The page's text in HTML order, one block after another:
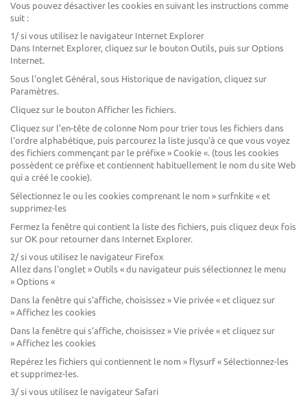
Vous pouvez désactiver les cookies en suivant les instructions comme
suit :
1/ si vous utilisez le navigateur Internet Explorer
Dans Internet Explorer, cliquez sur le bouton Outils, puis sur Options
Internet.
Sous l'onglet Général, sous Historique de navigation, cliquez sur
Paramètres.
Cliquez sur le bouton Afficher les fichiers.
Cliquez sur l'en-tête de colonne Nom pour trier tous les fichiers dans
l'ordre alphabétique, puis parcourez la liste jusqu'à ce que vous voyez
des fichiers commençant par le préfixe » Cookie «. (tous les cookies
possèdent ce préfixe et contiennent habituellement le nom du site Web
qui a créé le cookie).
Sélectionnez le ou les cookies comprenant le nom » surfnkite « et
supprimez-les
Fermez la fenêtre qui contient la liste des fichiers, puis cliquez deux fois
sur OK pour retourner dans Internet Explorer.
2/ si vous utilisez le navigateur Firefox
Allez dans l'onglet » Outils « du navigateur puis sélectionnez le menu
» Options «
Dans la fenêtre qui s'affiche, choisissez » Vie privée « et cliquez sur
» Affichez les cookies
Dans la fenêtre qui s'affiche, choisissez » Vie privée « et cliquez sur
» Affichez les cookies
Repérez les fichiers qui contiennent le nom » flysurf « Sélectionnez-les
et supprimez-les.
3/ si vous utilisez le navigateur Safari